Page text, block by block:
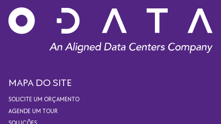
MAPA DO SITE
SOLICITE UM ORÇAMENTO
AGENDE UM TOUR